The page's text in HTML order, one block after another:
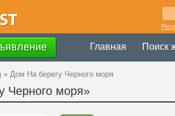
Главная Поиск
» Дом На берегу Черного моря
Черного моря»